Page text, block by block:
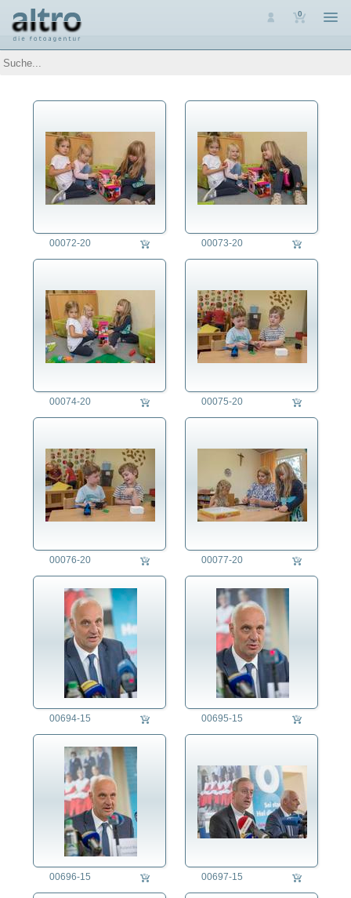
0
Auswahl
Themen
Architektur
Assoziative Themen
Brauchtum
Denkmalpflege
Ernährung
Forschung/Wissenschaft
Freizeit
Gesundheitswesen
Jahreszeit
Länder
Lifestyle
Mensch
Militär
Natur
Politik
Regensburg
Domspatzen
Landkreis
Stadt
Thurn und Taxis
Religion
Soziales
Sport
Umwelt
Verkehr
Wetter
Wirtschaft
00072-20 00073-20
00074-20 00075-20
00076-20 00077-20
00694-15 00695-15
00696-15 00697-15